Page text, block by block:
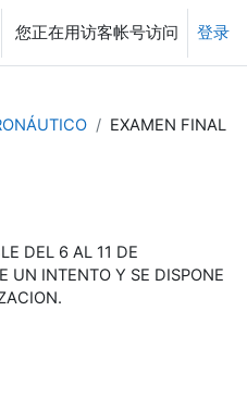
您正在用访客帐号访问 登录
EXAMEN FINAL
DEL 6 AL 11 DE
UN INTENTO Y SE DISPONE